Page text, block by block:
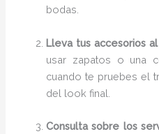
bodas.
Lleva tus accesorios
usar zapatos o una
cuando te pruebes el
del look final.
Consulta sobre los